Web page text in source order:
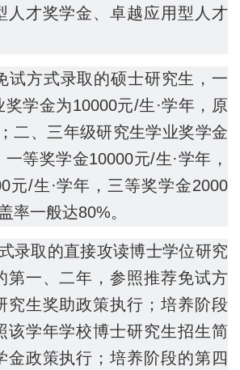
人才奖学金、卓越应用型人才
试方式录取的硕士研究生，一
学金为10000元/生·学年，原
二、三年级研究生学业奖学金
等奖学金10000元/生·学年，
元/生·学年，三等奖学金2000
率一般达80%。
录取的直接攻读博士学位研究
第一、二年，参照推荐免试方
究生奖助政策执行；培养阶段
该学年学校博士研究生招生简
金政策执行；培养阶段的第四